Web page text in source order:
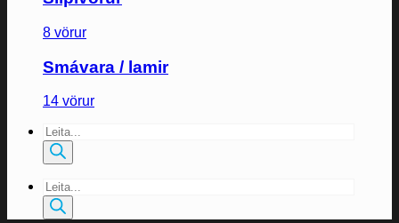
8 vörur
Smávara / lamir
14 vörur
Products
search
Products
search